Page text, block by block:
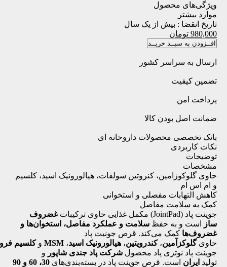
ویژگی‌های محصول
موارد بیشتر
تاریخ انقضا : بیش از یک سال
980,000 تومان
افــزودن به سبــد خریــد
ارسال به سراسر کشور
تضمین کیفیت
پرداخت امن
ضمانت اصل بودن کالا
بانک تخصصی محصولات داروخانه ای
نکات کاربردی
توضیحات
مشخصات
حاوی گلوکوزامین، کنروتین سولفات، هیالورونیک اسید، کلسیم
و ام اس ام
کاهش التهابات مفصلی و استخوانی
کمک به سلامت مفاصل
جوینت پاد (JointPad) مکمل غذایی حاوی ترکیبات
غضروف
ساز
است و به حفظ سلامت و عملکرد مفاصل، استخوان‌ها و
غضروف‌ها کمک می‌کند. قرص جونیت پاد
حاویگلوکزآمین،کندرویتین، هیالورونیک اسید، MSM وکلسیم
جوینت پاد نوتری پاد محصول شرکت پاد جندی شاپور و
تولید ایران است. قرص جوینت پاد در بسته‌بندی‌های
30، 60 و 90